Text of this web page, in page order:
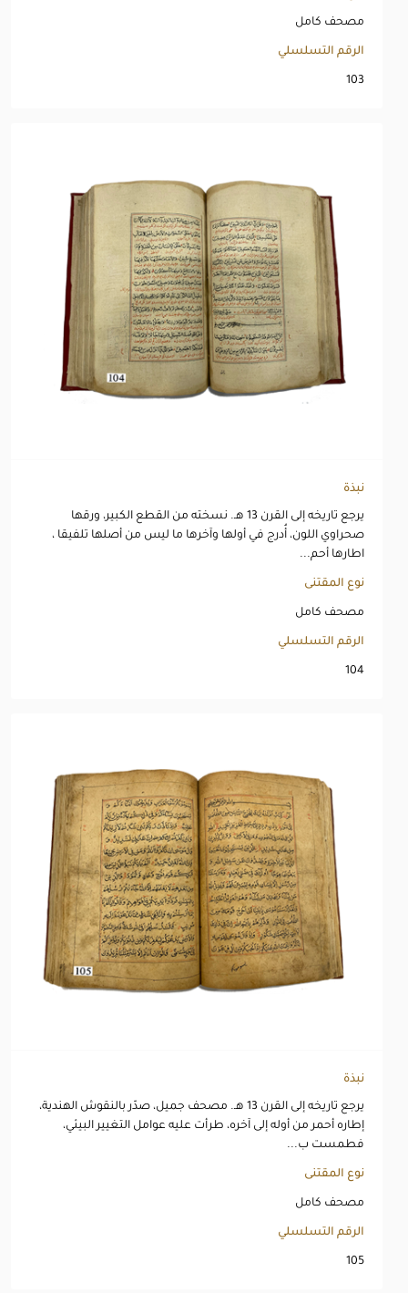
مصحف كامل
الرقم التسلسلي
103
نبذة
يرجع تاريخه إلى القرن 13 هـ. نسخته من القطع الكبير، ورقها
صحراوي اللون، أُدرج في أولها وآخرها ما ليس من أصلها تلفيقا ،
اطارها أحم...
نوع المقتنى
مصحف كامل
الرقم التسلسلي
104
نبذة
يرجع تاريخه إلى القرن 13 هـ. مصحف جميل، صدّر بالنقوش الهندية،
إطاره أحمر من أوله إلى آخره، طرأت عليه عوامل التغيير البيئي،
فطمست ب...
نوع المقتنى
مصحف كامل
الرقم التسلسلي
105